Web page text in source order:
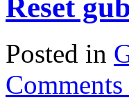
Reset
Posted in
Comments